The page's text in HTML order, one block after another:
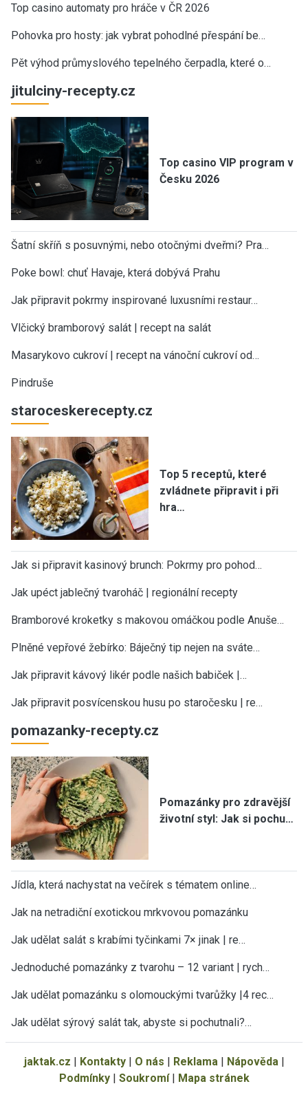
Top casino automaty pro hráče v ČR 2026
Pohovka pro hosty: jak vybrat pohodlné přespání be…
Pět výhod průmyslového tepelného čerpadla, které o…
jitulciny-recepty.cz
Top casino VIP program v
Česku 2026
Šatní skříň s posuvnými, nebo otočnými dveřmi? Pra…
Poke bowl: chuť Havaje, která dobývá Prahu
Jak připravit pokrmy inspirované luxusními restaur…
Vlčický bramborový salát | recept na salát
Masarykovo cukroví | recept na vánoční cukroví od…
Pindruše
staroceskerecepty.cz
Top 5 receptů, které
zvládnete připravit i při
hra…
Jak si připravit kasinový brunch: Pokrmy pro pohod…
Jak upéct jablečný tvaroháč | regionální recepty
Bramborové kroketky s makovou omáčkou podle Anuše…
Plněné vepřové žebírko: Báječný tip nejen na sváte…
Jak připravit kávový likér podle našich babiček |…
Jak připravit posvícenskou husu po staročesku | re…
pomazanky-recepty.cz
Pomazánky pro zdravější
životní styl: Jak si pochu…
Jídla, která nachystat na večírek s tématem online…
Jak na netradiční exotickou mrkvovou pomazánku
Jak udělat salát s krabími tyčinkami 7× jinak | re…
Jednoduché pomazánky z tvarohu – 12 variant | rych…
Jak udělat pomazánku s olomouckými tvarůžky |4 rec…
Jak udělat sýrový salát tak, abyste si pochutnali?…
jaktak.cz | Kontakty| O nás | Reklama | Nápověda |
Podmínky| Soukromí| Mapa stránek